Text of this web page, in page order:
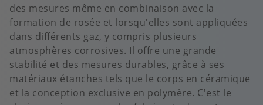
des mesures même en combinaison avec la
formation de rosée et lorsqu'elles sont appliquées
dans différents gaz, y compris plusieurs
atmosphères corrosives. Il offre une grande
stabilité et des mesures durables, grâce à ses
matériaux étanches tels que le corps en céramique
et la conception exclusive en polymère. C'est le